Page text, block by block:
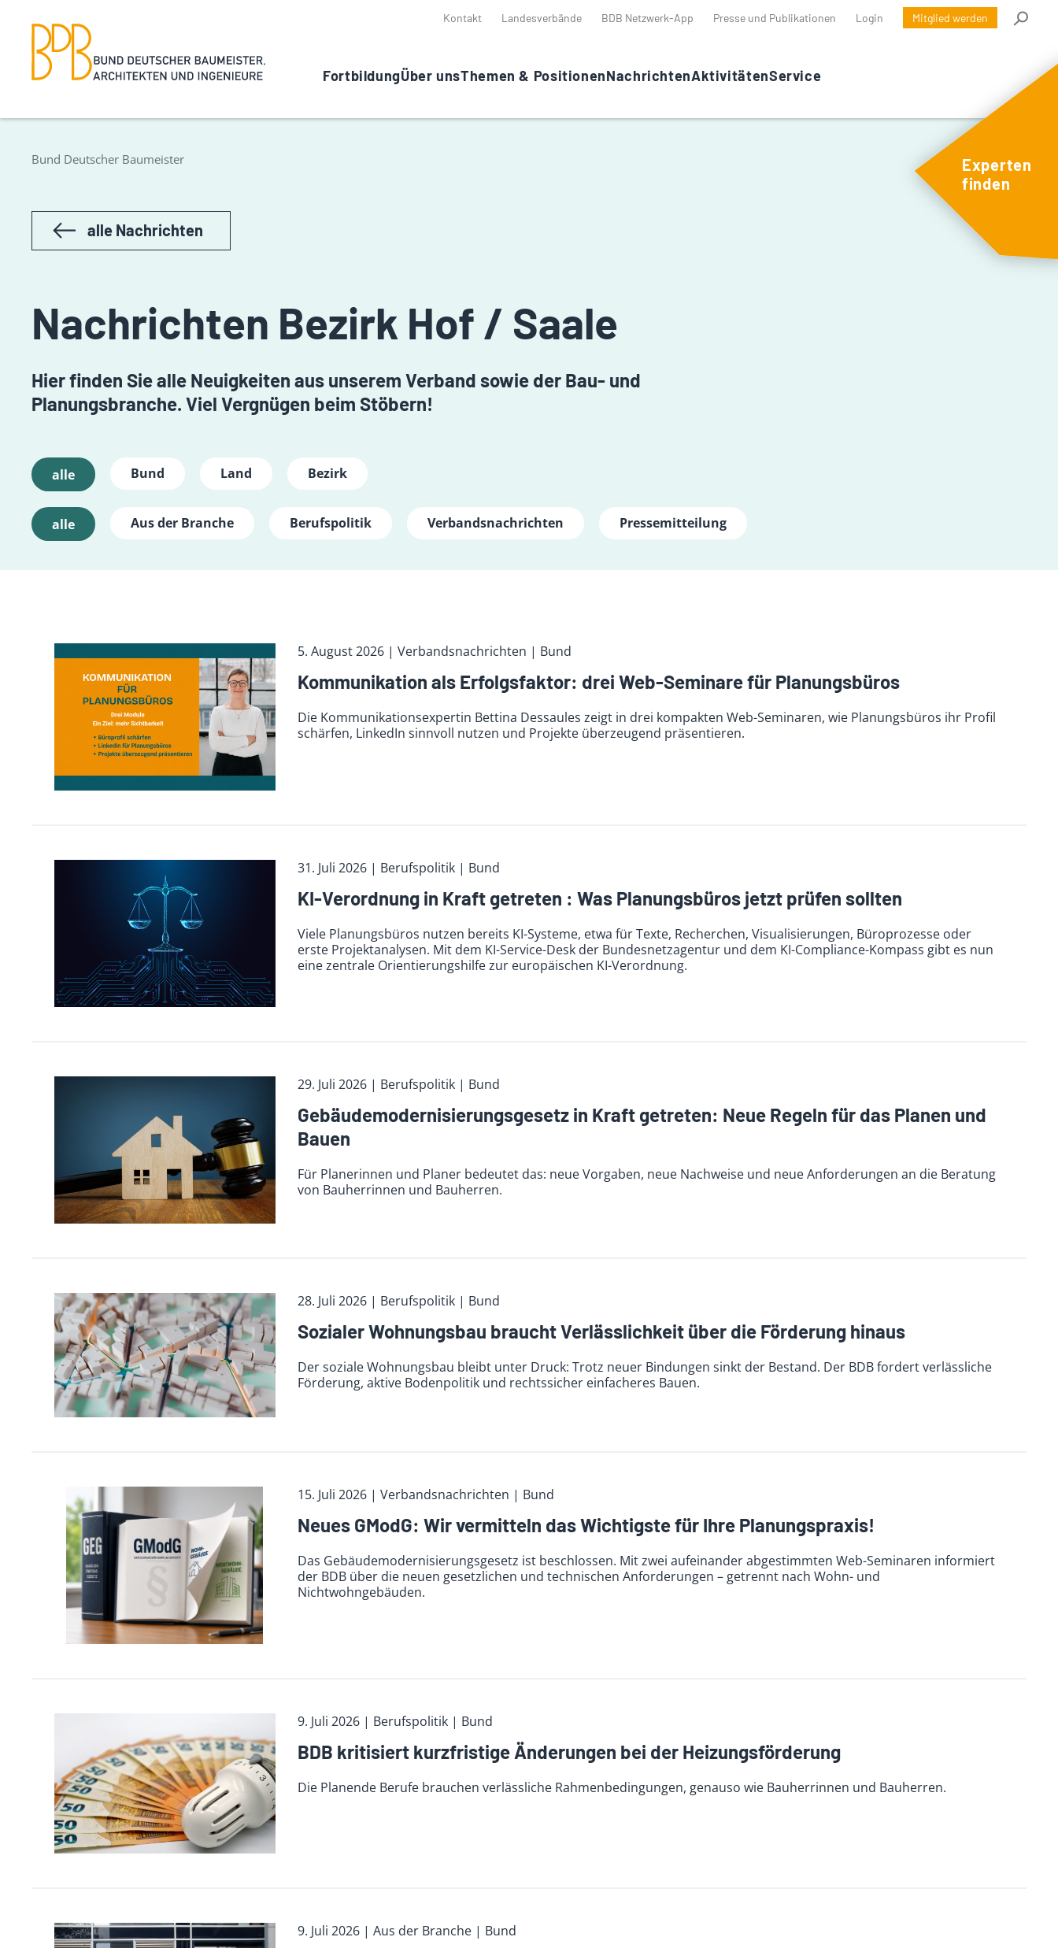
Kontakt Landesverbände BDB Netzwerk-App Presse und Publikationen Login Mitglied werden
FortbildungÜber unsThemen & PositionenNachrichtenAktivitätenService
Experten
finden
Bund Deutscher Baumeister
alle Nachrichten
Nachrichten Bezirk Hof / Saale
Hier finden Sie alle Neuigkeiten aus unserem Verband sowie der Bau- und
Planungsbranche. Viel Vergnügen beim Stöbern!
alle Bund Land Bezirk
alle Aus der Branche Berufspolitik Verbandsnachrichten Pressemitteilung
5. August 2026 | Verbandsnachrichten | Bund
Kommunikation als Erfolgsfaktor: drei Web-Seminare für Planungsbüros
Die Kommunikationsexpertin Bettina Dessaules zeigt in drei kompakten Web-Seminaren, wie Planungsbüros ihr Profil
schärfen, LinkedIn sinnvoll nutzen und Projekte überzeugend präsentieren.
31. Juli 2026 | Berufspolitik | Bund
KI-Verordnung in Kraft getreten : Was Planungsbüros jetzt prüfen sollten
Viele Planungsbüros nutzen bereits KI-Systeme, etwa für Texte, Recherchen, Visualisierungen, Büroprozesse oder
erste Projektanalysen. Mit dem KI-Service-Desk der Bundesnetzagentur und dem KI-Compliance-Kompass gibt es nun
eine zentrale Orientierungshilfe zur europäischen KI-Verordnung.
29. Juli 2026 | Berufspolitik | Bund
Gebäudemodernisierungsgesetz in Kraft getreten: Neue Regeln für das Planen und
Bauen
Für Planerinnen und Planer bedeutet das: neue Vorgaben, neue Nachweise und neue Anforderungen an die Beratung
von Bauherrinnen und Bauherren.
28. Juli 2026 | Berufspolitik | Bund
Sozialer Wohnungsbau braucht Verlässlichkeit über die Förderung hinaus
Der soziale Wohnungsbau bleibt unter Druck: Trotz neuer Bindungen sinkt der Bestand. Der BDB fordert verlässliche
Förderung, aktive Bodenpolitik und rechtssicher einfacheres Bauen.
15. Juli 2026 | Verbandsnachrichten | Bund
Neues GModG: Wir vermitteln das Wichtigste für Ihre Planungspraxis!
Das Gebäudemodernisierungsgesetz ist beschlossen. Mit zwei aufeinander abgestimmten Web-Seminaren informiert
der BDB über die neuen gesetzlichen und technischen Anforderungen – getrennt nach Wohn- und
Nichtwohngebäuden.
9. Juli 2026 | Berufspolitik | Bund
BDB kritisiert kurzfristige Änderungen bei der Heizungsförderung
Die Planende Berufe brauchen verlässliche Rahmenbedingungen, genauso wie Bauherrinnen und Bauherren.
9. Juli 2026 | Aus der Branche | Bund